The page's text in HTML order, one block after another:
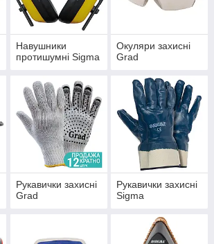
Навушники
протишумні Sigma
Окуляри захисні
Grad
Рукавички захисні
Grad
Рукавички захисні
Sigma